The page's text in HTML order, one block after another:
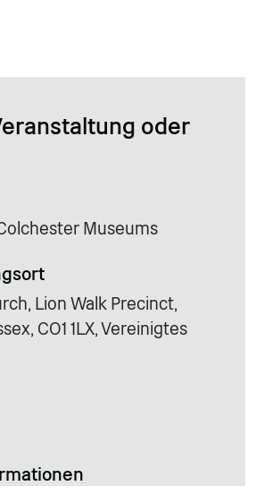
oder
Museums
Lion Walk Precinct,
CO1 1LX, Vereinigtes